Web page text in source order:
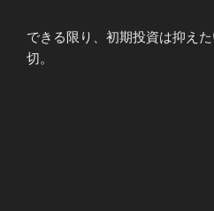
できる限り、初期投資は抑え
切。